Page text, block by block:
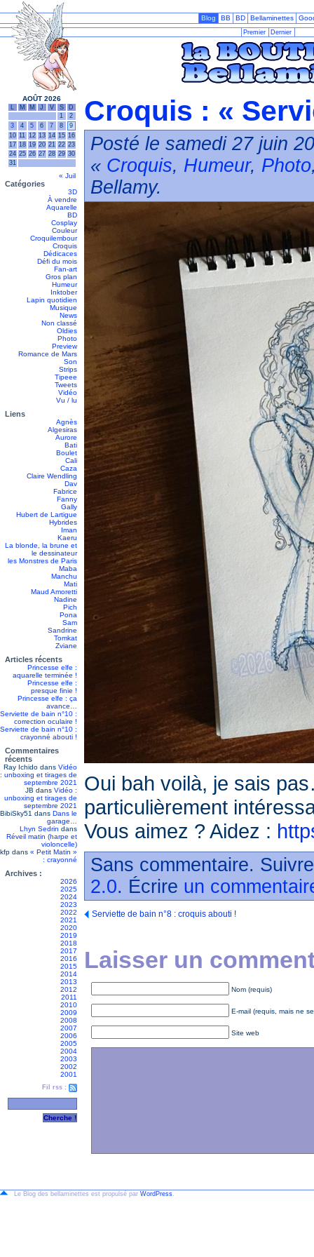
Blog BB BD Bellaminettes
Premier Dernier
AOÛT 2026
L M M J V S
D
1
2
3
4 5 6 7 8
9
10 11 12 13 14 15 16
17 18 19 20 21 22 23
24 25 26 27 28 29 30
31
« Juil
Catégories
3D
À vendre
Aquarelle
BD
Cosplay
Couleur
Croquilembour
Croquis
Dédicaces
Défi du mois
Fan-art
Gros plan
Humeur
Inktober
Lapin quotidien
Musique
News
Non classé
Oldies
Photo
Preview
Romance de Mars
Son
Strips
Tipeee
Tweets
Vidéo
Vu / lu
Liens
Agnès
Algesiras
Aurore
Bati
Boulet
Cali
Caza
Claire Wendling
Dav
Fabrice
Fanny
Gally
Hubert de Lartigue
Hybrides
Iman
Kaeru
La blonde, la brune et
le dessinateur
les Monstres de Paris
Maba
Manchu
Mati
Maud Amoretti
Nadine
Pich
Pona
Sam
Sandrine
Tomkat
Zviane
Articles récents
Princesse elfe :
aquarelle terminée !
Princesse elfe :
presque finie !
Princesse elfe : ça
avance…
Serviette de bain n°10 :
correction oculaire !
Serviette de bain n°10 :
crayonné abouti !
Commentaires
récents
Ray Ichido dans Vidéo
: unboxing et tirages de
septembre 2021
JB dans Vidéo :
unboxing et tirages de
septembre 2021
BibiSky51 dans Dans le
garage…
Lhyn Sedrin dans
Réveil matin (harpe et
violoncelle)
kfp dans « Petit Matin »
: crayonné
Archives :
2026
2025
2024
2023
2022
2021
2020
2019
2018
2017
2016
2015
2014
2013
2012
2011
2010
2009
2008
2007
2006
2005
2004
2003
2002
2001
Fil rss :
Croquis : «
Posté le samedi 27 juin
« Croquis, Humeur, Photo
Bellamy.
Oui bah voilà, je sais
particulièrement
Vous aimez ? Aidez :
Sans commentaire.
2.0. Écrire un
Serviette de bain n°8 : croquis abouti !
Laisser un
Nom (requis)
E-mail (requis, mais ne
Site web
Le Blog des bellaminettes est propulsé par WordPress.